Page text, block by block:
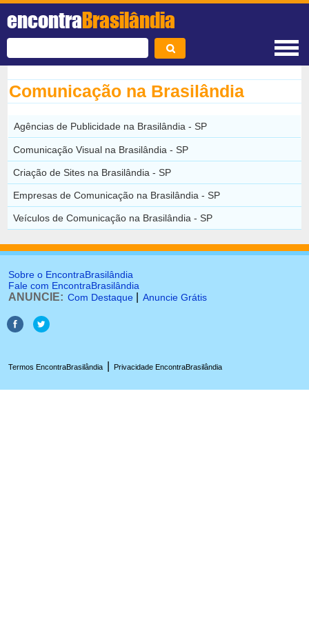
encontraBrasilândia
Comunicação na Brasilândia
Agências de Publicidade na Brasilândia - SP
Comunicação Visual na Brasilândia - SP
Criação de Sites na Brasilândia - SP
Empresas de Comunicação na Brasilândia - SP
Veículos de Comunicação na Brasilândia - SP
Sobre o EncontraBrasilândia
Fale com EncontraBrasilândia
ANUNCIE: Com Destaque Anuncie Grátis
Termos EncontraBrasilândia Privacidade EncontraBrasilândia